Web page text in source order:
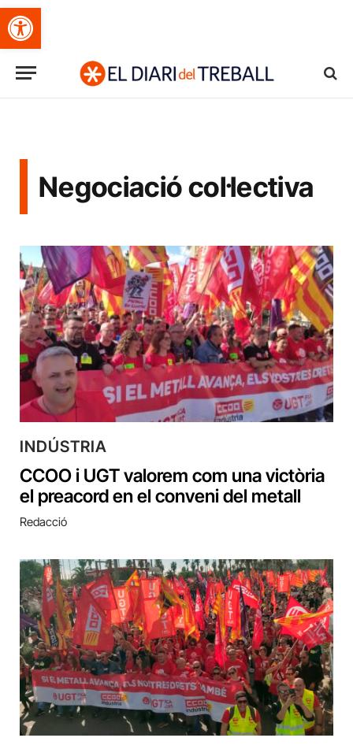
Obre la barra d'eines
Negociació col·lectiva
INDÚSTRIA
CCOO i UGT valorem com una victòria
el preacord en el conveni del metall
Redacció